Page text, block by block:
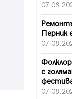
Перник
с